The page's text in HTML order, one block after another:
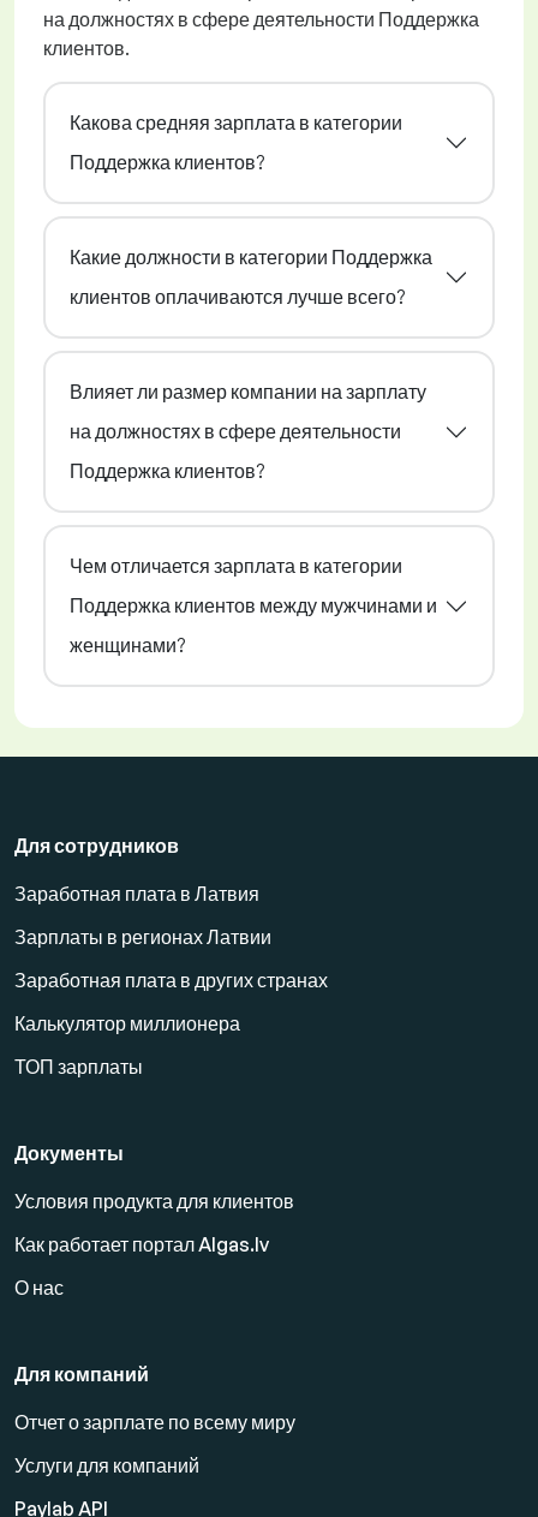
на должностях в сфере деятельности Поддержка
клиентов.
Какова средняя зарплата в категории
Поддержка клиентов?
Какие должности в категории Поддержка
клиентов оплачиваются лучше всего?
Влияет ли размер компании на зарплату
на должностях в сфере деятельности
Поддержка клиентов?
Чем отличается зарплата в категории
Поддержка клиентов между мужчинами и
женщинами?
Для сотрудников
Заработная плата в Латвия
Зарплаты в регионах Латвии
Заработная плата в других странах
Калькулятор миллионера
ТОП зарплаты
Документы
Условия продукта для клиентов
Как работает портал Algas.lv
О нас
Для компаний
Отчет о зарплате по всему миру
Услуги для компаний
Paylab API